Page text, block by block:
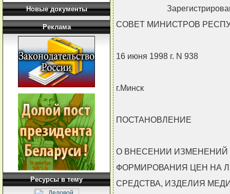
Новые документы
Реклама
Ресурсы в тему
СОВЕТ МИНИСТРОВ
16 июня 1998 г. N 938
г.Минск
ПОСТАНОВЛЕНИЕ
О ВНЕСЕНИИ ИЗМЕНЕНИЙ
ФОРМИРОВАНИЯ ЦЕН НА
СРЕДСТВА, ИЗДЕЛИЯ